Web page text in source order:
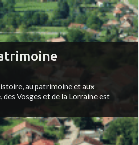
au patrimoine et aux
Vosges et de la Lorraine est